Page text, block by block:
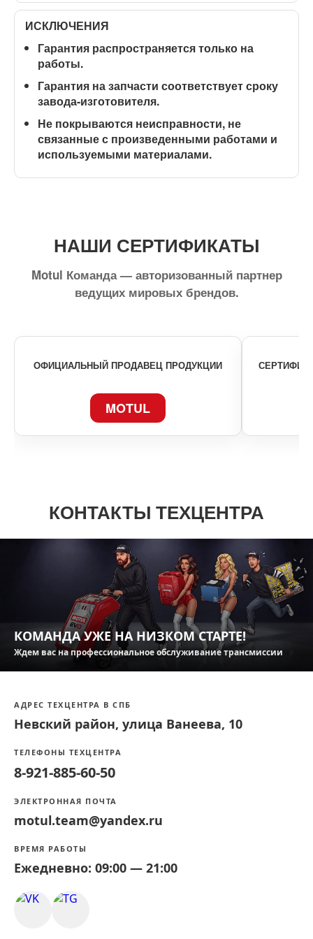
ИСКЛЮЧЕНИЯ
Гарантия распространяетсятолько на
работы.
Гарантия на запчасти соответствует сроку
завода-изготовителя.
Не покрываются неисправности, не
связанные с произведенными работами и
используемыми материалами.
НАШИ СЕРТИФИКАТЫ
Motul Команда — авторизованный партнер
ведущих мировых брендов.
ОФИЦИАЛЬНЫЙ ПРОДАВЕЦ ПРОДУКЦИИ
MOTUL
КОНТАКТЫ ТЕХЦЕНТРА
КОМАНДА УЖЕ НА НИЗКОМ СТАРТЕ!
Ждем вас на профессиональное обслуживание трансмиссии
АДРЕС ТЕХЦЕНТРА В СПБ
Невский район, улица Ванеева, 10
ТЕЛЕФОНЫ ТЕХЦЕНТРА
8-921-885-60-50
ЭЛЕКТРОННАЯ ПОЧТА
motul.team@yandex.ru
ВРЕМЯ РАБОТЫ
Ежедневно: 09:00 — 21:00